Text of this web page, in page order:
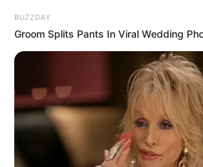
Vadodara
Money
Sport
Uncategorized
BUZZDAY
Groom Splits Pants In Viral Wedding